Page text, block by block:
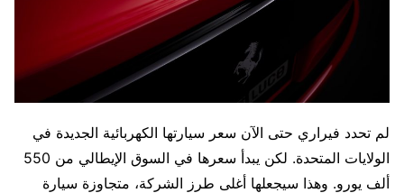
لم تحدد فيراري حتى الآن سعر سيارتها الكهربائية الجديدة في
الولايات المتحدة. لكن يبدأ سعرها في السوق الإيطالي من 550
ألف يورو. وهذا سيجعلها أغلى طرز الشركة، متجاوزة سيارة